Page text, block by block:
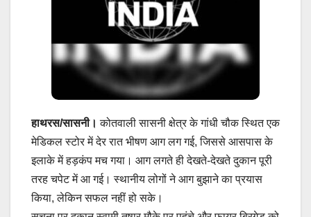
हाथरस/सासनी। कोतवाली सासनी क्षेत्र के गांधी चौक स्थित एक
मेडिकल स्टोर में देर रात भीषण आग लग गई, जिससे आसपास के
इलाके में हड़कंप मच गया। आग लगते ही देखते-देखते दुकान पूरी
तरह चपेट में आ गई। स्थानीय लोगों ने आग बुझाने का प्रयास
किया, लेकिन सफल नहीं हो सके।